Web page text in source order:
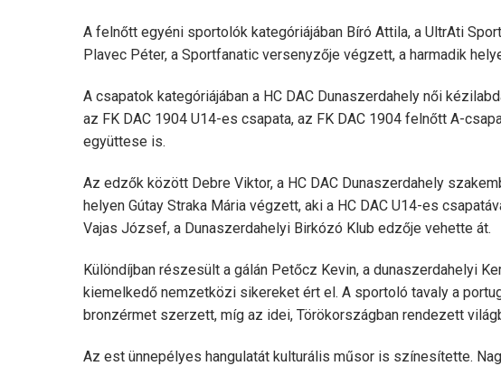
A felnőtt egyéni sportolók kategóriájában Bíró Attila, a UltrAti
Plavec Péter, a Sportfanatic versenyzője végzett, a harmadik
A csapatok kategóriájában a HC DAC Dunaszerdahely női
az FK DAC 1904 U14-es csapata, az FK DAC 1904 felnőtt A-
együttese is.
Az edzők között Debre Viktor, a HC DAC Dunaszerdahely
helyen Gútay Straka Mária végzett, aki a HC DAC U14-es
Vajas József, a Dunaszerdahelyi Birkózó Klub edzője vehette át.
Különdíjban részesült a gálán Petőcz Kevin, a dunaszerdahelyi
kiemelkedő nemzetközi sikereket ért el. A sportoló tavaly a
bronzérmet szerzett, míg az idei, Törökországban rendezett
Az est ünnepélyes hangulatát kulturális műsor is színesítette.